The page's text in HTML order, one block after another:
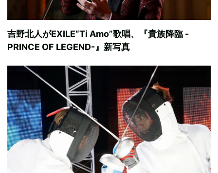
吉野北人がEXILE“Ti Amo”歌唱、『貴族降臨 -
PRINCE OF LEGEND-』新写真